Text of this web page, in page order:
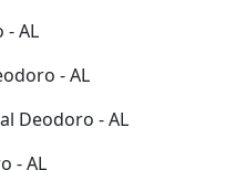
- AL
- AL
Deodoro - AL
- AL